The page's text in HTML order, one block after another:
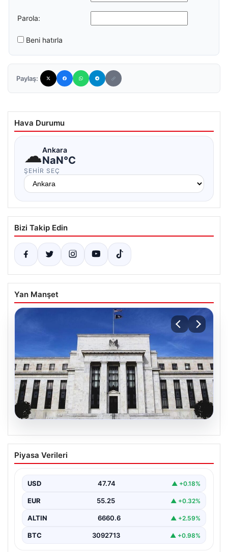
Parola:
Beni hatırla
Paylaş:
Hava Durumu
☁Ankara
NaN°C
ŞEHIR SEÇ
Bizi Takip Edin
Yan Manşet
06.08.2026
Fed faizi sabit tuttu
{ "title": "ABD Merkez Bankası Faiz Oranında Değişiklik
Piyasa Verileri
USD 47.74 ▲ +0.18%
EUR 55.25 ▲ +0.32%
ALTIN 6660.6 ▲ +2.59%
BTC 3092713 ▲ +0.98%